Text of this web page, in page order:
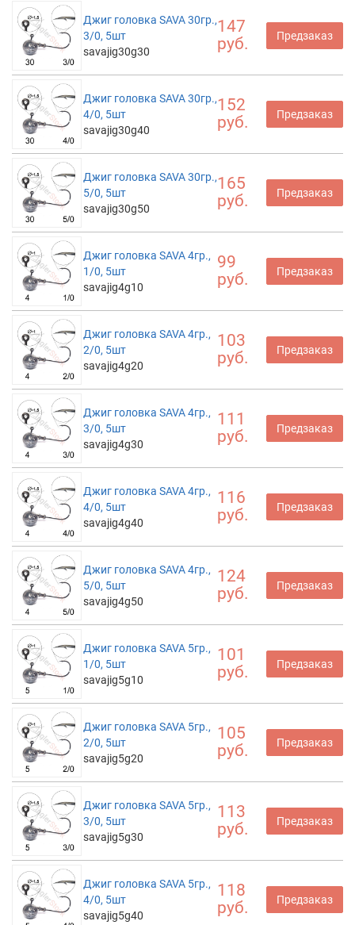
Джиг головка SAVA 30гр.,
3/0, 5шт
savajig30g30
147
руб.
Предзаказ
Джиг головка SAVA 30гр.,
4/0, 5шт
savajig30g40
152
руб.
Предзаказ
Джиг головка SAVA 30гр.,
5/0, 5шт
savajig30g50
165
руб.
Предзаказ
Джиг головка SAVA 4гр.,
1/0, 5шт
savajig4g10
99
руб.
Предзаказ
Джиг головка SAVA 4гр.,
2/0, 5шт
savajig4g20
103
руб.
Предзаказ
Джиг головка SAVA 4гр.,
3/0, 5шт
savajig4g30
111
руб.
Предзаказ
Джиг головка SAVA 4гр.,
4/0, 5шт
savajig4g40
116
руб.
Предзаказ
Джиг головка SAVA 4гр.,
5/0, 5шт
savajig4g50
124
руб.
Предзаказ
Джиг головка SAVA 5гр.,
1/0, 5шт
savajig5g10
101
руб.
Предзаказ
Джиг головка SAVA 5гр.,
2/0, 5шт
savajig5g20
105
руб.
Предзаказ
Джиг головка SAVA 5гр.,
3/0, 5шт
savajig5g30
113
руб.
Предзаказ
Джиг головка SAVA 5гр.,
4/0, 5шт
savajig5g40
118
руб.
Предзаказ